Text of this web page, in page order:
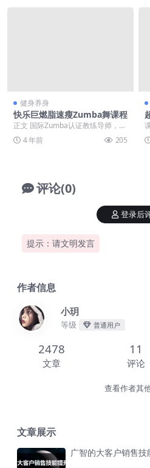
健身养身
快乐巨燃脂速瘦Zumba舞课程
正文 国际Zumba认证教练导师，带
你一起高强度燃脂，练出小蛮腰，
训练的过程，全...
4 年前 205
评论(0)
提示：请文明发言
登录后
作者信息
小玥
等级 普通用户
2478
文章
11
评论
查看作者其
文章展示
广智的大客户销售